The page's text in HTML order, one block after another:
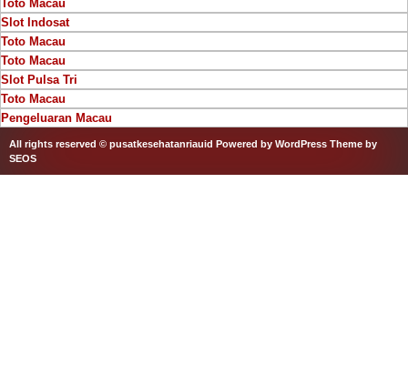
Toto Macau
Slot Indosat
Toto Macau
Toto Macau
Slot Pulsa Tri
Toto Macau
Pengeluaran Macau
All rights reserved © pusatkesehatanriauid Powered by WordPress Theme by
SEOS